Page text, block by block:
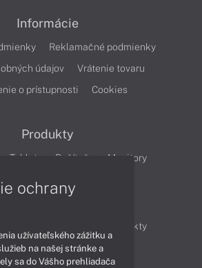
Informácie
Reklamačné podmienky
údajov
Vrátenie tovaru
o prístupnosti
Cookies
Produkty
Tablety Počítače Monitory
Produkty
Technológie
Videá
ochrany
užívateľského zážitku a
na našej stránke a
sa do Vášho prehliadača